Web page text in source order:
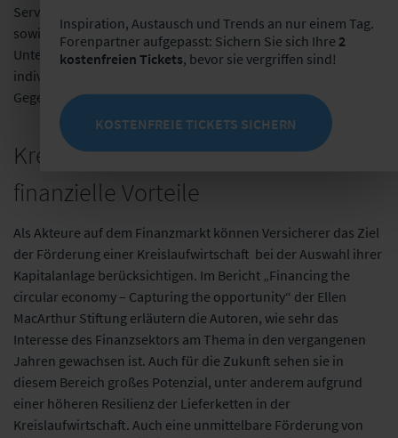
Serviceanbieter (z. B. für Reparatur, Wartung und Überholung)
sowie Produktnutzer und -nutzerinnen (Privatpersonen oder
Unternehmen). Durch die Bereitstellung verschiedener
individualisierbarer Softwarelösungen soll die Reparatur von
Gegenständen erleichtert werden.
Kreislaufwirtschaft bietet auch
finanzielle Vorteile
Als Akteure auf dem Finanzmarkt können Versicherer das Ziel
der Förderung einer Kreislaufwirtschaft bei der Auswahl ihrer
Kapitalanlage berücksichtigen. Im Bericht „Financing the
circular economy – Capturing the opportunity“ der Ellen
MacArthur Stiftung erläutern die Autoren, wie sehr das
Interesse des Finanzsektors am Thema in den vergangenen
Jahren gewachsen ist. Auch für die Zukunft sehen sie in
diesem Bereich großes Potenzial, unter anderem aufgrund
einer höheren Resilienz der Lieferketten in der
Kreislaufwirtschaft. Auch eine unmittelbare Förderung von
Inspiration, Austausch und Trends an nur einem Tag.
Forenpartner aufgepasst: Sichern Sie sich Ihre 2
kostenfreien Tickets, bevor sie vergriffen sind!
KOSTENFREIE TICKETS SICHERN